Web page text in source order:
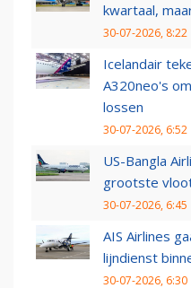
kwartaal,
30-07-2026, 8:22
Icelandair
A320neo's
lossen
30-07-2026, 6:52
US-Bangla
grootste
30-07-2026, 6:45
AIS Airlines
lijndienst
30-07-2026, 6:30